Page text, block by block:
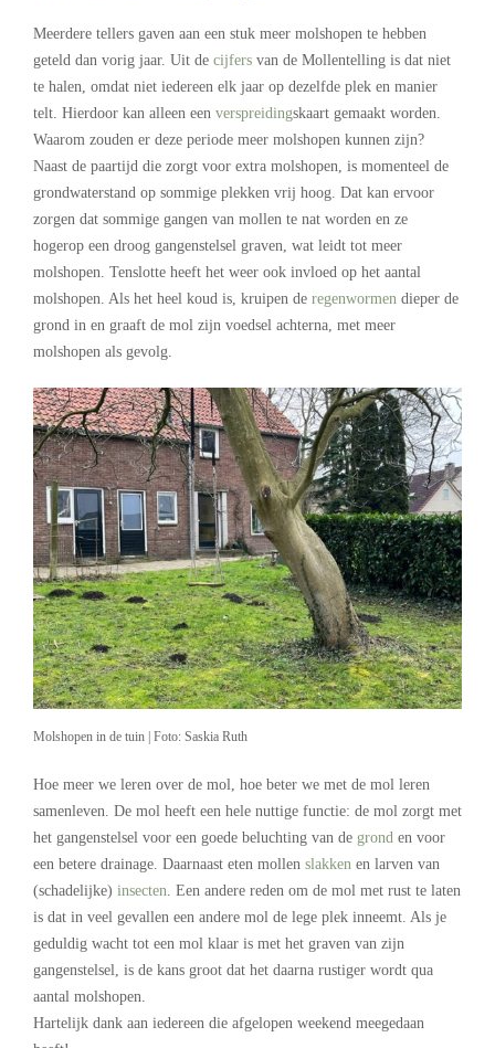
Meerdere tellers gaven aan een stuk meer molshopen te hebben
geteld dan vorig jaar. Uit de cijfers van de Mollentelling is dat niet
te halen, omdat niet iedereen elk jaar op dezelfde plek en manier
telt. Hierdoor kan alleen een verspreidingskaart gemaakt worden.
Waarom zouden er deze periode meer molshopen kunnen zijn?
Naast de paartijd die zorgt voor extra molshopen, is momenteel de
grondwaterstand op sommige plekken vrij hoog. Dat kan ervoor
zorgen dat sommige gangen van mollen te nat worden en ze
hogerop een droog gangenstelsel graven, wat leidt tot meer
molshopen. Tenslotte heeft het weer ook invloed op het aantal
molshopen. Als het heel koud is, kruipen de regenwormen dieper de
grond in en graaft de mol zijn voedsel achterna, met meer
molshopen als gevolg.
Molshopen in de tuin | Foto: Saskia Ruth
Hoe meer we leren over de mol, hoe beter we met de mol leren
samenleven. De mol heeft een hele nuttige functie: de mol zorgt met
het gangenstelsel voor een goede beluchting van de grond en voor
een betere drainage. Daarnaast eten mollen slakken en larven van
(schadelijke) insecten. Een andere reden om de mol met rust te laten
is dat in veel gevallen een andere mol de lege plek inneemt. Als je
geduldig wacht tot een mol klaar is met het graven van zijn
gangenstelsel, is de kans groot dat het daarna rustiger wordt qua
aantal molshopen.
Hartelijk dank aan iedereen die afgelopen weekend meegedaan